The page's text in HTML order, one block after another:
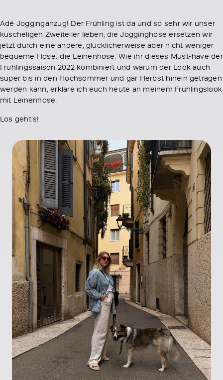
Adé Jogginganzug! Der Frühling ist da und so sehr wir unser
kuscheligen Zweiteiler lieben, die Jogginghose ersetzen wir
jetzt durch eine andere, glücklicherweise aber nicht weniger
bequeme Hose: die Leinenhose. Wie ihr dieses Must-have der
Frühlingssaison 2022 kombiniert und warum der Look auch
super bis in den Hochsommer und gar Herbst hinein getragen
werden kann, erkläre ich euch heute an meinem Frühlingslook
mit Leinenhose.
Los geht’s!